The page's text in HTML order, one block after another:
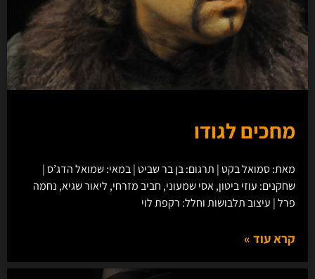
מחכים לגודו
מאת: סמואל בקט | תרגום: בן בר שביט | במאי: שמואל הדג’ס |
שחקנים: עוזי ביטון, אסי שמעוני, חביב מזרחי, ליאור שגיא, נחמה
פרל | עיצוב תלבושות וחלל: רקפת לוי
קרא עוד »